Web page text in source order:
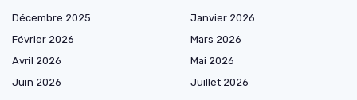
Décembre 2025
Janvier 2026
Février 2026
Mars 2026
Avril 2026
Mai 2026
Juin 2026
Juillet 2026